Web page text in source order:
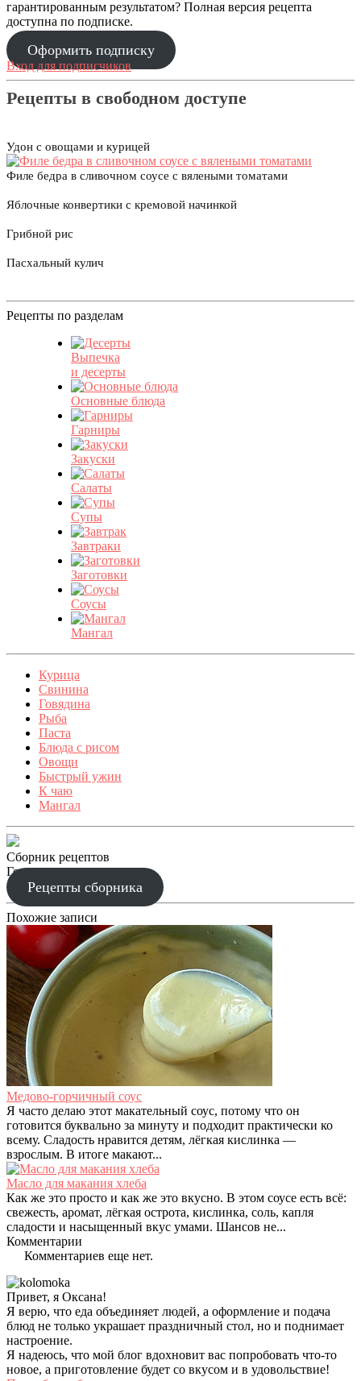
гарантированным результатом? Полная версия рецепта
доступна по подписке.
Оформить подписку
Вход для подписчиков
Рецепты в свободном доступе
Удон с овощами и курицей
Филе бедра в сливочном соусе с вялеными томатами
Яблочные конвертики с кремовой начинкой
Грибной рис
Пасхальный кулич
Рецепты по разделам
Выпечка
и десерты
Основные блюда
Гарниры
Закуски
Салаты
Супы
Завтраки
Заготовки
Соусы
Мангал
Курица
Свинина
Говядина
Рыба
Паста
Блюда с рисом
Овощи
Быстрый ужин
К чаю
Мангал
Сборник рецептов
Готовим праздник
Рецепты сборника
Похожие записи
Медово-горчичный соус
Я часто делаю этот макательный соус, потому что он
готовится буквально за минуту и подходит практически ко
всему. Сладость нравится детям, лёгкая кислинка —
взрослым. В итоге макают...
Масло для макания хлеба
Как же это просто и как же это вкусно. В этом соусе есть всё:
свежесть, аромат, лёгкая острота, кислинка, соль, капля
сладости и насыщенный вкус умами. Шансов не...
Комментарии
Комментариев еще нет.
Привет, я Оксана!
Я верю, что еда объединяет людей, а оформление и подача
блюд не только украшает праздничный стол, но и поднимает
настроение.
Я надеюсь, что мой блог вдохновит вас попробовать что-то
новое, а приготовление будет со вкусом и в удовольствие!